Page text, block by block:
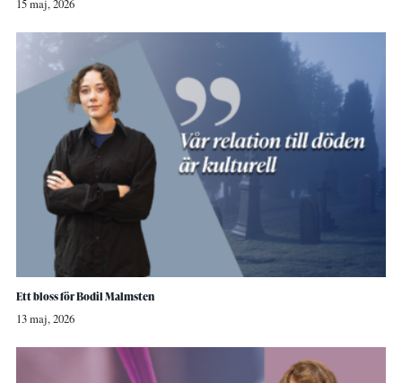
15 maj, 2026
Ett bloss för Bodil Malmsten
13 maj, 2026